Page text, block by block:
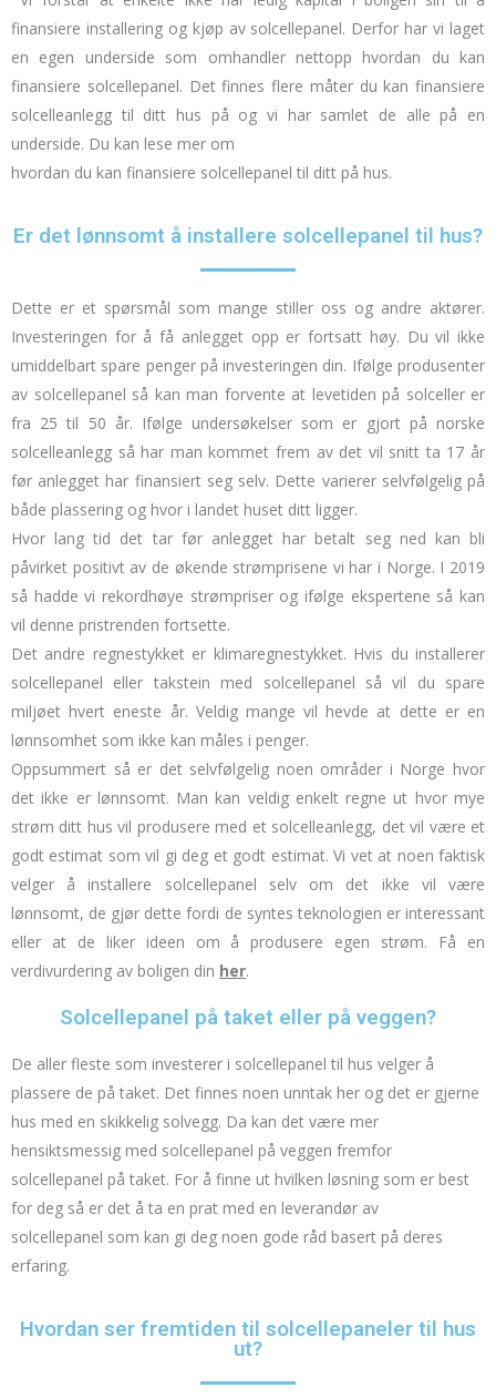
finansiere installering og kjøp av solcellepanel. Derfor har vi laget
en egen underside som omhandler nettopp hvordan du kan
finansiere solcellepanel. Det finnes flere måter du kan finansiere
solcelleanlegg til ditt hus på og vi har samlet de alle på en
underside. Du kan lese mer om
hvordan du kan finansiere solcellepanel til ditt på hus.
Er det lønnsomt å installere solcellepanel til hus?
Dette er et spørsmål som mange stiller oss og andre aktører.
Investeringen for å få anlegget opp er fortsatt høy. Du vil ikke
umiddelbart spare penger på investeringen din. Ifølge produsenter
av solcellepanel så kan man forvente at levetiden på solceller er
fra 25 til 50 år. Ifølge undersøkelser som er gjort på norske
solcelleanlegg så har man kommet frem av det vil snitt ta 17 år
før anlegget har finansiert seg selv. Dette varierer selvfølgelig på
både plassering og hvor i landet huset ditt ligger.
Hvor lang tid det tar før anlegget har betalt seg ned kan bli
påvirket positivt av de økende strømprisene vi har i Norge. I 2019
så hadde vi rekordhøye strømpriser og ifølge ekspertene så kan
vil denne pristrenden fortsette.
Det andre regnestykket er klimaregnestykket. Hvis du installerer
solcellepanel eller takstein med solcellepanel så vil du spare
miljøet hvert eneste år. Veldig mange vil hevde at dette er en
lønnsomhet som ikke kan måles i penger.
Oppsummert så er det selvfølgelig noen områder i Norge hvor
det ikke er lønnsomt. Man kan veldig enkelt regne ut hvor mye
strøm ditt hus vil produsere med et solcelleanlegg, det vil være et
godt estimat som vil gi deg et godt estimat. Vi vet at noen faktisk
velger å installere solcellepanel selv om det ikke vil være
lønnsomt, de gjør dette fordi de syntes teknologien er interessant
eller at de liker ideen om å produsere egen strøm. Få en
verdivurdering av boligen din her.
Solcellepanel på taket eller på veggen?
De aller fleste som investerer i solcellepanel til hus velger å
plassere de på taket. Det finnes noen unntak her og det er gjerne
hus med en skikkelig solvegg. Da kan det være mer
hensiktsmessig med solcellepanel på veggen fremfor
solcellepanel på taket. For å finne ut hvilken løsning som er best
for deg så er det å ta en prat med en leverandør av
solcellepanel som kan gi deg noen gode råd basert på deres
erfaring.
Hvordan ser fremtiden til solcellepaneler til hus
ut?